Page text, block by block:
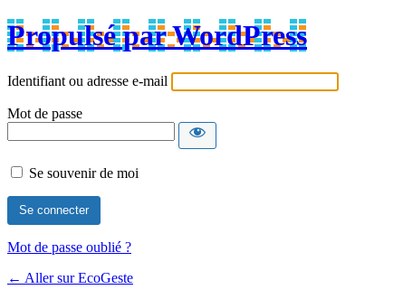
Propulsé par WordPress
Identifiant ou adresse e-mail
Mot de passe
Se souvenir de moi
Mot de passe oublié ?
← Aller sur EcoGeste